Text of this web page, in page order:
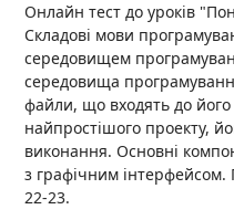
Онлайн тест до уроків
Складові мови
середовищем
середовища
файли, що входять до його
найпростішого проекту,
виконання. Основні
з графічним
22-23.